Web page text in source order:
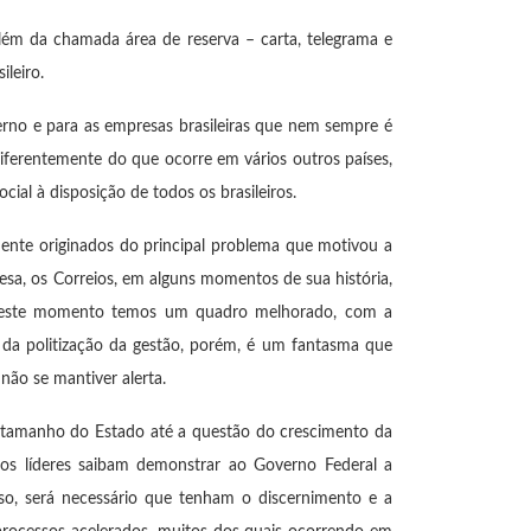
da chamada área de reserva – carta, telegrama e
e para as empresas brasileiras que nem sempre é
do que ocorre em vários outros países,
à disposição de todos os brasileiros.
originados do principal problema que motivou a
os Correios, em alguns momentos de sua história,
momento temos um quadro melhorado, com a
politização da gestão, porém, é um fantasma que
se mantiver alerta.
do Estado até a questão do crescimento da
líderes saibam demonstrar ao Governo Federal a
será necessário que tenham o discernimento e a